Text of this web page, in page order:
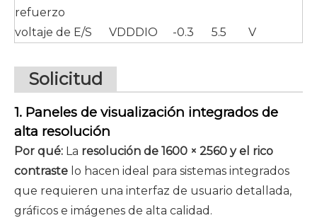
refuerzo
voltaje de E/S VDDDIO -0.3 5.5 V
Solicitud
1. Paneles de visualización integrados de
alta resolución
Por qué: La resolución de 1600 × 2560 y el rico
contraste lo hacen ideal para sistemas integrados
que requieren una interfaz de usuario detallada,
gráficos e imágenes de alta calidad.